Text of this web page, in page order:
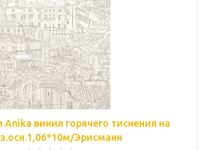
Anika винил горячего тиснения на
Эрисманн